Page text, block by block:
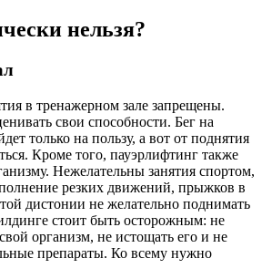
нельзя?
в тренажерном зале запрещены.
свои способности. Бег на
только на пользу, а вот от поднятия
Кроме того, пауэрлифтинг также
Нежелательны занятия спортом,
резких движений, прыжков в
дистонии не желательно поднимать
стоит быть осторожным: не
организм, не истощать его и не
препараты. Ко всему нужно